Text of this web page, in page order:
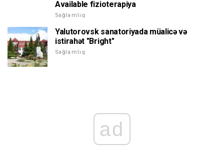
Available fizioterapiya
Sağlamlıq
Yalutorovsk sanatoriyada müalicə və
istirahət "Bright"
Sağlamlıq
ad